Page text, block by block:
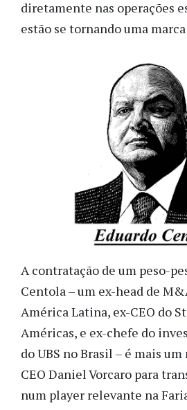
diretamente nas operações
estão se tornando uma
A contratação de um peso-
Centola – um ex-head de
América Latina, ex-CEO do
Américas, e ex-chefe do
do UBS no Brasil – é mais
CEO Daniel Vorcaro para
num player relevante na